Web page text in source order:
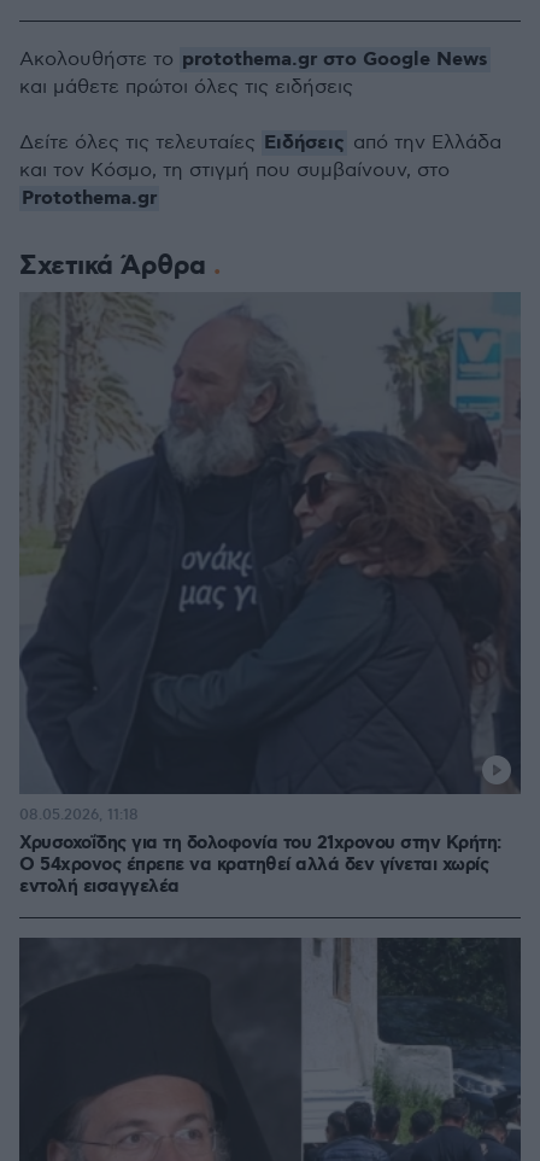
Σχετικά Άρθρα
Χρυσοχοΐδης για τη δολοφονία του 21χρονου στην Κρήτη:
Ο 54χρονος έπρεπε να κρατηθεί αλλά δεν γίνεται χωρίς
εντολή εισαγγελέα
08.05.2026, 11:18
Ακολουθήστε το protothema.gr στο Google News
και μάθετε πρώτοι όλες τις ειδήσεις
Δείτε όλες τις τελευταίες Ειδήσεις από την Ελλάδα
και τον Κόσμο, τη στιγμή που συμβαίνουν, στο
Protothema.gr